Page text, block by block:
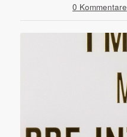
0 Kommentare
/